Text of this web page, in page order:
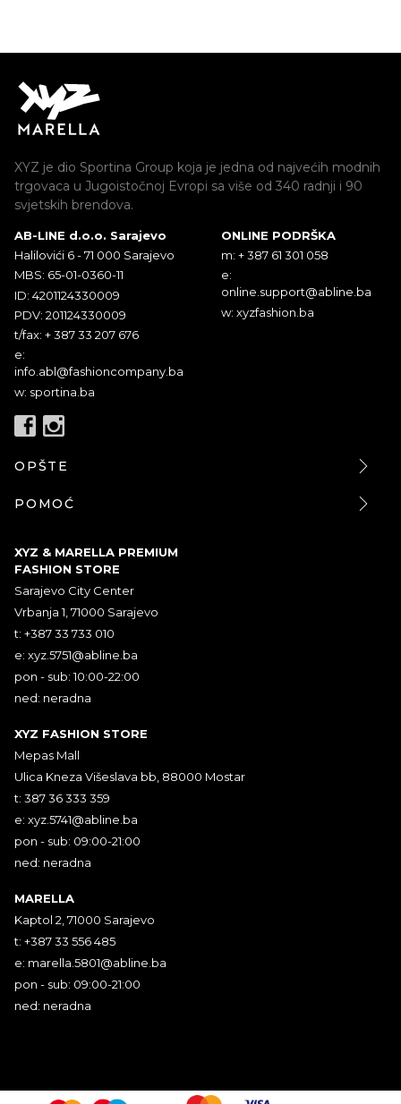
XYZ je dio Sportina Group koja je jedna od najvećih modnih
trgovaca u Jugoistočnoj Evropi sa više od 340 radnji i 90
svjetskih brendova.
AB-LINE d.o.o. Sarajevo
Halilovići 6 - 71 000 Sarajevo
MBS: 65-01-0360-11
ID: 4201124330009
PDV: 201124330009
t/fax: + 387 33 207 676
e:
info.abl@fashioncompany.ba
w: sportina.ba
ONLINE PODRŠKA
m: + 387 61 301 058
e:
online.support@abline.ba
w: xyzfashion.ba
OPŠTE
POMOĆ
XYZ & MARELLA PREMIUM
FASHION STORE
Sarajevo City Center
Vrbanja 1, 71000 Sarajevo
t: +387 33 733 010
e: xyz.5751@abline.ba
pon - sub: 10:00-22:00
ned: neradna
XYZ FASHION STORE
Mepas Mall
Ulica Kneza Višeslava bb, 88000 Mostar
t: 387 36 333 359
e: xyz.5741@abline.ba
pon - sub: 09:00-21:00
ned: neradna
MARELLA
Kaptol 2, 71000 Sarajevo
t: +387 33 556 485
e: marella.5801@abline.ba
pon - sub: 09:00-21:00
ned: neradna